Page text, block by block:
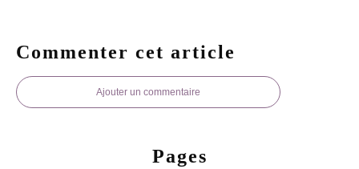
Commenter cet article
Ajouter un commentaire
Pages